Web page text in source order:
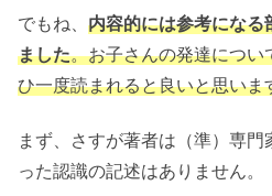
でもね、 内容的には参考になる
ました。お子さんの発達につ
ひ一度読まれると良いと思いま
まず、さすが著者は（準）専
った認識の記述はありません。